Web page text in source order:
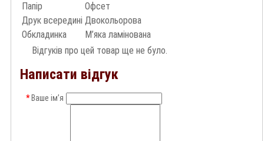
Папір
Офсет
Друк всередині Двокольорова
Обкладинка
М’яка ламінована
Відгуків про цей товар ще не було.
Написати відгук
Ваше ім’я